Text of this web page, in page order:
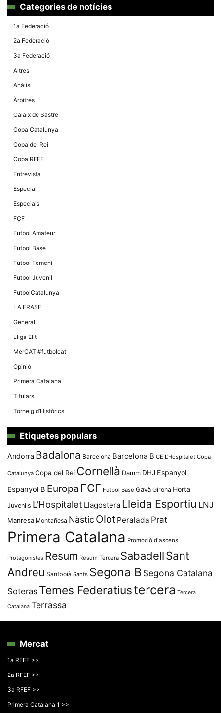
Categories de notícies
1a Federació
2a Federació
3a Federació
Altres
Anàlisi
Àrbitres
Calaix de Sastre
Copa Catalunya
Copa del Rei
Copa RFEF
Entrevista
Especial
Especials
FCF
Futbol Amateur
Futbol Base
Futbol Femení
Futbol Juvenil
FutbolCatalunya
LA FRASE
General
Lliga Elit
MerCAT #futbolcat
Opinió
Primera Catalana
Titulars
Torneig d’Històrics
Etiquetes populars
Andorra Badalona Barcelona Barcelona B CE L'Hospitalet Copa
Catalunya Copa del Rei Cornellà Damm DHJ Espanyol
Espanyol B Europa FCF Futbol Base Gavà Girona Horta
Juvenils L'Hospitalet Llagostera Lleida Esportiu LNJ
Manresa Montañesa Nàstic Olot Peralada Prat
Primera Catalana Promoció d'ascens
Protagonistes Resum Resum Tercera SabadellSant
Andreu Santboià Sants Segona B Segona Catalana
Soteras Temes Federatiustercera Tercera
Catalana Terrassa
Mercat
1a RFEF >>
2a RFEF >>
3a RFEF >>
Primera Catalana 1 >>
mentre